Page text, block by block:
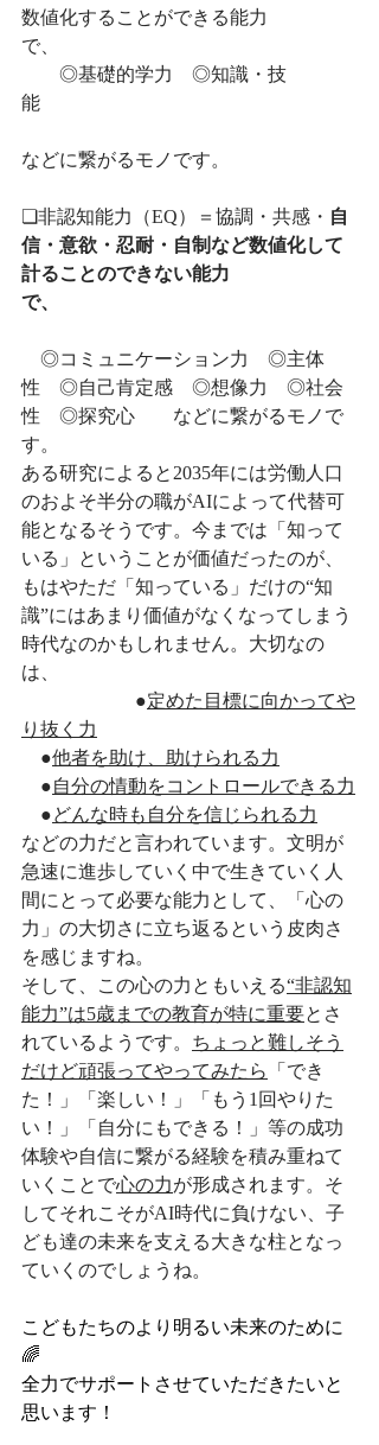
数値化することができる能力
で、
◎基礎的学力　◎知識・技
能
などに繋がるモノです。
❏非認知能力（EQ）＝協調・共感・ 自
信・意欲・忍耐・自制など数値化して
計ることのできない能力
で、
◎コミュニケーション力　◎主体
性　◎自己肯定感　◎想像力　◎社会
性　◎探究心　　などに繋がるモノで
す。
ある研究によると2035年には労働人口
のおよそ半分の職がAIによって代替可
能となるそうです。今までは「知って
いる」ということが価値だったのが、
もはやただ「知っている」だけの“知
識”にはあまり価値がなくなってしまう
時代なのかもしれません。大切なの
は、
●定めた目標に向かってや
り抜く力
●他者を助け、助けられる力
●自分の情動をコントロールできる力
●どんな時も自分を信じられる力
などの力だと言われています。文明が
急速に進歩していく中で生きていく人
間にとって必要な能力として、「心の
力」の大切さに立ち返るという皮肉さ
を感じますね。
そして、この心の力ともいえる“非認知
能力”は5歳までの教育が特に重要とさ
れているようです。 ちょっと難しそう
だけど頑張ってやってみたら
「でき
た！」「楽しい！」「もう1回やりた
い！」「自分にもできる！」等の成功
体験や自信に繋がる経験を積み重ねて
いくことで心の力が形成されます。そ
してそれこそがAI時代に負けない、子
ども達の未来を支える大きな柱となっ
ていくのでしょうね。
こどもたちのより明るい未来のために
🌈
全力でサポートさせていただきたいと
思います！